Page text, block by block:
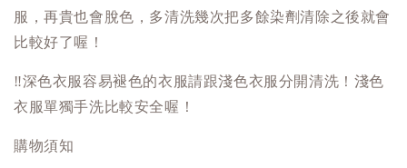
服，再貴也會脫色，多清洗幾次把多餘染劑清除之後就會
比較好了喔！
‼️深色衣服容易褪色的衣服請跟淺色衣服分開清洗！淺色
衣服單獨手洗比較安全喔！
購物須知